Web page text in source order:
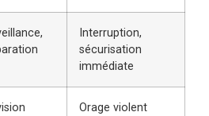
Interruption,
sécurisation
immédiate
Orage violent